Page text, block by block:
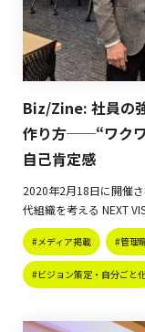
Biz/Zine: 社員の
作り方──“ワクワ
自己肯定感
2020年2月18日に開催
代組織を考える NEXT
#メディア掲載 #管理
#ビジョン策定・自分ごと